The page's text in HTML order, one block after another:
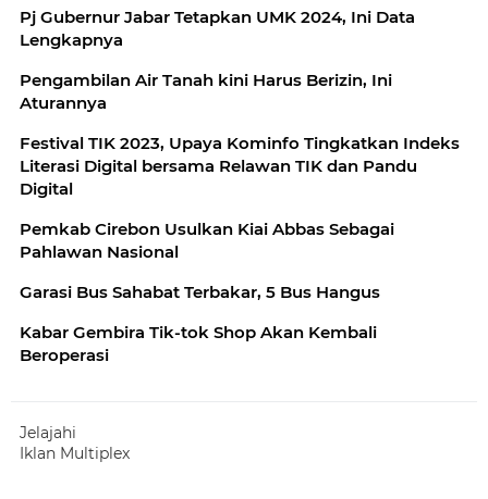
Pj Gubernur Jabar Tetapkan UMK 2024, Ini Data
Lengkapnya
Pengambilan Air Tanah kini Harus Berizin, Ini
Aturannya
Festival TIK 2023, Upaya Kominfo Tingkatkan Indeks
Literasi Digital bersama Relawan TIK dan Pandu
Digital
Pemkab Cirebon Usulkan Kiai Abbas Sebagai
Pahlawan Nasional
Garasi Bus Sahabat Terbakar, 5 Bus Hangus
Kabar Gembira Tik-tok Shop Akan Kembali
Beroperasi
Jelajahi
Iklan Multiplex